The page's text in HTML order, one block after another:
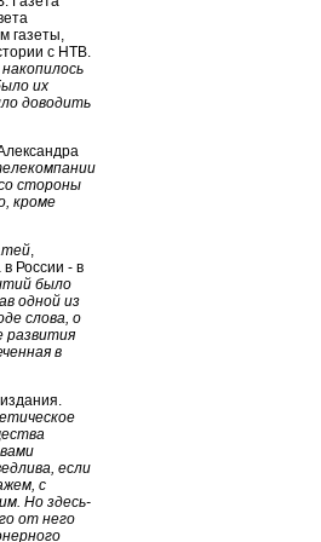
газеты,
с НТВ.
их
доводить
стороны
кроме
России - в
было
одной из
слова, о
развития
в
если
с
Но здесь-
от него